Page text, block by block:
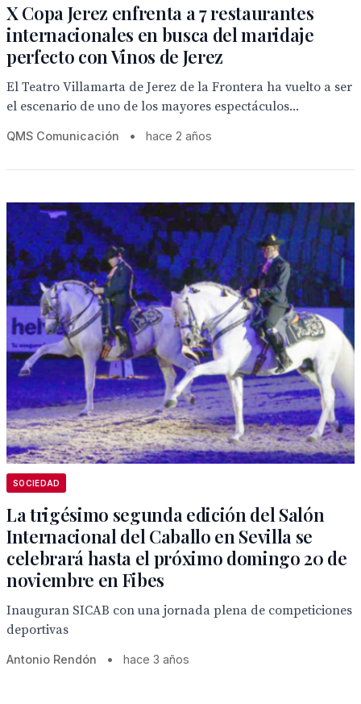
X Copa Jerez enfrenta a 7 restaurantes
internacionales en busca del maridaje
perfecto con Vinos de Jerez
El Teatro Villamarta de Jerez de la Frontera ha vuelto a ser
el escenario de uno de los mayores espectáculos...
QMS Comunicación • hace 2 años
SOCIEDAD
La trigésimo segunda edición del Salón
Internacional del Caballo en Sevilla se
celebrará hasta el próximo domingo 20 de
noviembre en Fibes
Inauguran SICAB con una jornada plena de competiciones
deportivas
Antonio Rendón • hace 3 años